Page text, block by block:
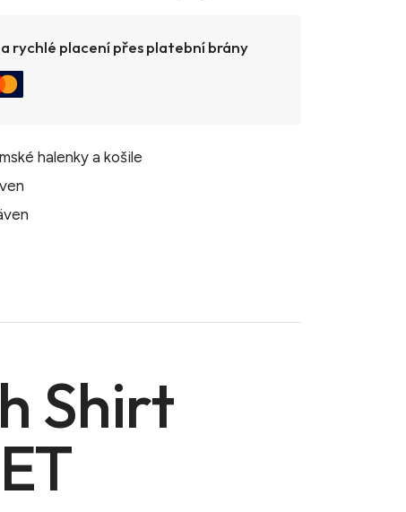
rychlé placení přes platební brány
halenky a košile
Shirt